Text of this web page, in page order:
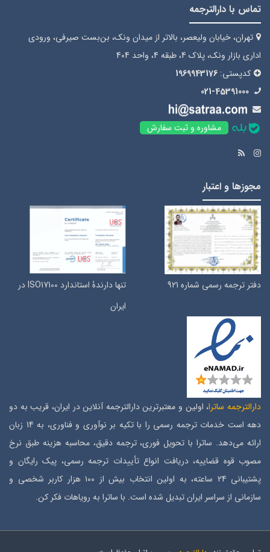
تماس با دارالترجمه
تهران، خیابان ولیعصر، بالاتر از میدان ونک، بن‌بست صیرفی، ورودی
اداری بازار ونک، پلاک 4، طبقه 4، واحد 404
کدپستی: 1969943176
021-45391000
مشاوره و ثبت سفارش
مجوزها و اعتبار
دفتر ترجمه رسمی شماره 921
تنها دارندۀ استاندارد ISO17100 در
ایران
دارالترجمه ساترا، اولین و معتبرترین دارالترجمه آنلاین در ایران، قریب به دو
دهه است خدمات ترجمه رسمی را با تکیه بر نوآوری و فناوری، به 14 زبان
ارائه می‌دهد. ساترا با تحویل فوری، ترجمه دقیق، محاسبه هزینه طبق نرخ
مصوب قوه قضاییه، دریافت انواع تأییدات ترجمه رسمی، پیک رایگان و
پشتیبانی 24 ساعته، به اولین انتخاب بیش از ۱۰۰ هزار کاربر شخصی و
سازمانی از سراسر ایران تبدیل شده است. با ساترا به رویاهات فکر کن.